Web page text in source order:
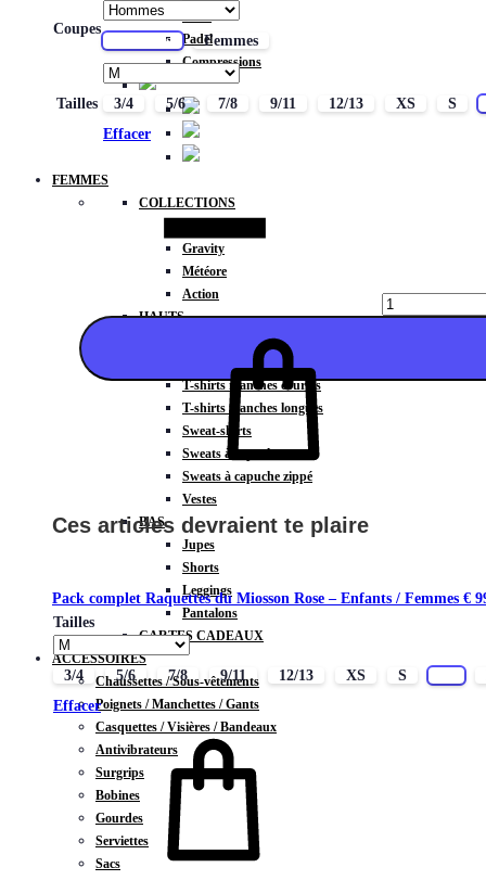
Basic
Padel
Compressions
FEMMES
COLLECTIONS
Gravity
Météore
Action
HAUTS
T-shirts manches courtes
T-shirts manches longues
Sweat-shirts
Sweats à capuche
Sweats à capuche zippé
Vestes
BAS
Jupes
Shorts
Leggings
Pantalons
CARTES CADEAUX
ACCESSOIRES
Chaussettes / Sous-vêtements
Poignets / Manchettes / Gants
Casquettes / Visières / Bandeaux
Antivibrateurs
Surgrips
Bobines
Gourdes
Serviettes
Sacs
Coupes
Hommes Femmes
Tailles 3/4 5/6 7/8 9/11 12/13 XS S
Effacer
Ces articles devraient te plaire
Pack complet Raquettes du Miosson Rose – Enfants / Femmes €
Tailles
3/4 5/6 7/8 9/11 12/13 XS S
Effacer